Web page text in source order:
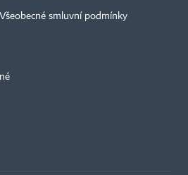
Všeobecné smluvní podmínky